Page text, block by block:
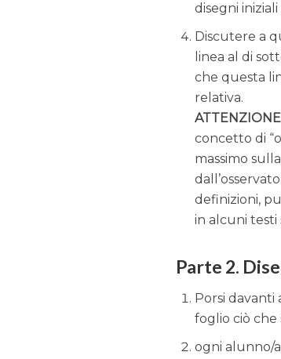
disegni
Discutere a
linea al di
che questa
relativa.
ATTENZIONE
concetto di
massimo
definizioni,
in alcuni testi
Parte 2.
Porsi davanti
foglio ciò che
ogni alunno/